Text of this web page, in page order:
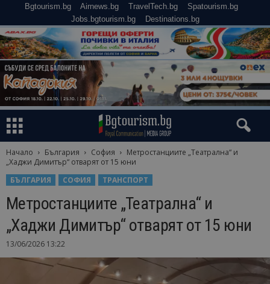
Bgtourism.bg Airnews.bg TravelTech.bg
Spatourism.bg
Jobs.bgtourism.bg
Destinations.bg
Начало България София
Метростанциите „Театрална“ и
„Хаджи Димитър“ отварят от 15 юни
БЪЛГАРИЯ
СОФИЯ ТРАНСПОРТ
Метростанциите „Театрална“ и
„Хаджи Димитър“ отварят от 15 юни
13/06/2026 13:22